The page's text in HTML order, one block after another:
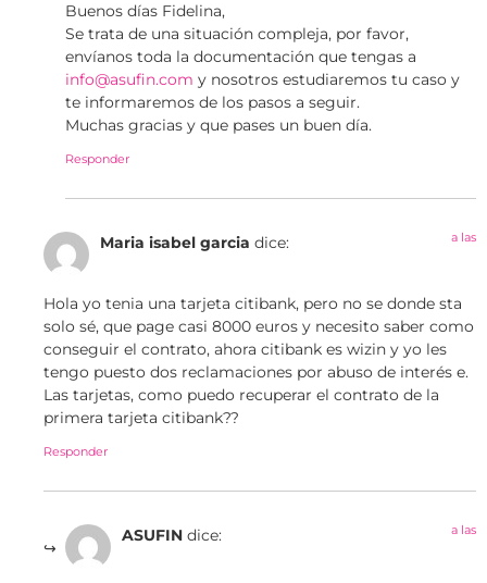
Buenos días Fidelina,
Se trata de una situación compleja, por favor,
envíanos toda la documentación que tengas a
info@asufin.com y nosotros estudiaremos tu caso y
te informaremos de los pasos a seguir.
Muchas gracias y que pases un buen día.
Responder
Maria isabel garcia dice: a las
Hola yo tenia una tarjeta citibank, pero no se donde sta
solo sé, que page casi 8000 euros y necesito saber como
conseguir el contrato, ahora citibank es wizin y yo les
tengo puesto dos reclamaciones por abuso de interés e.
Las tarjetas, como puedo recuperar el contrato de la
primera tarjeta citibank??
Responder
ASUFIN dice: a las